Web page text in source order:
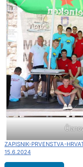
ZAPISNIK-PRVENSTVA-
15.6.2024